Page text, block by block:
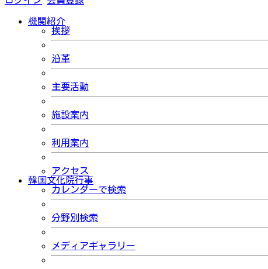
機関紹介
挨拶
沿革
主要活動
施設案内
利用案内
アクセス
韓国文化院行事
カレンダーで検索
分野別検索
メディアギャラリー